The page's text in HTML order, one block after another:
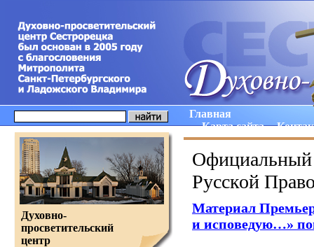
Главная
Карта сайта
Официальный
Русской
Материал
и исповедую…»
Духовно-
просветительский
центр